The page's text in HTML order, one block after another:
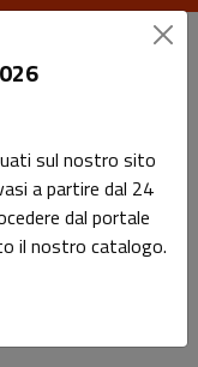
sul nostro sito
a partire dal 24
dal portale
il nostro catalogo.